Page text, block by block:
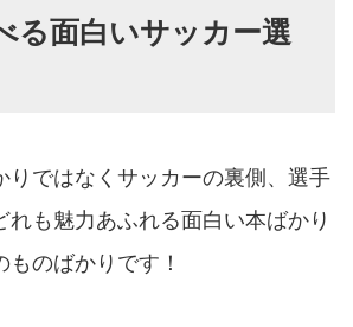
る面白いサッカー選
りではなくサッカーの裏側、選手
れも魅力あふれる面白い本ばかり
のばかりです！